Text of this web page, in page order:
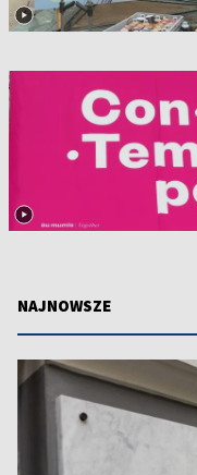
NAJNOWSZE